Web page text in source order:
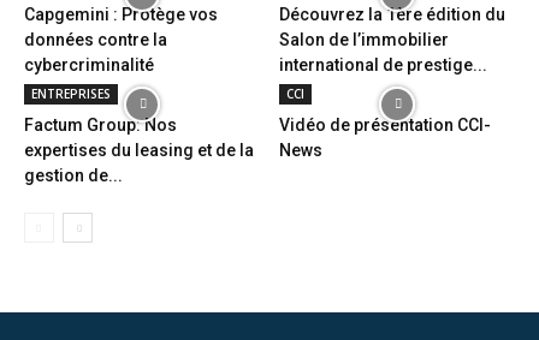
Capgemini : Protège vos
données contre la
cybercriminalité
Découvrez la 1ère édition du
Salon de l’immobilier
international de prestige...
ENTREPRISES
Factum Group: Nos
expertises du leasing et de la
gestion de...
CCI
Vidéo de présentation CCI-
News